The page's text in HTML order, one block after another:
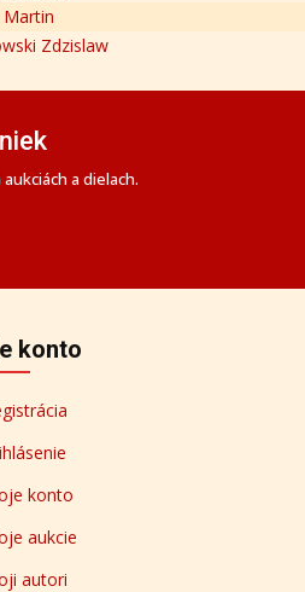
Zdzislaw
a dielach.
konto
konto
aukcie
autori